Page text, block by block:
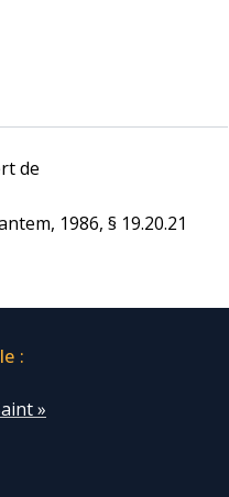
de
1986, § 19.20.21
:
»